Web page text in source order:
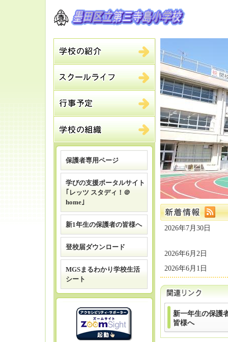
保護者専用ページ
学びの支援ポータルサイト
｢レッツ スタディ！＠
home｣
新1年生の保護者の皆様へ
登校届ダウンロード
MGSまるわかり学校生活
シート
2026年7月30日
2026年6月2日
2026年6月1日
新一年生の保護
皆様へ